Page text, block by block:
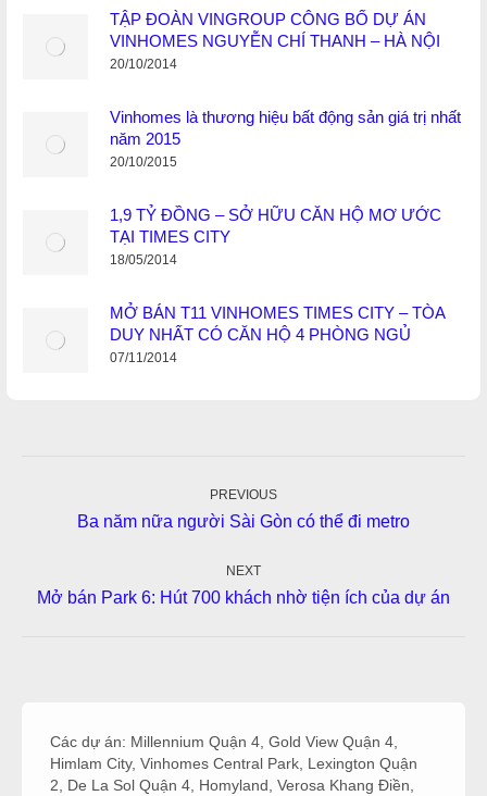
TẬP ĐOÀN VINGROUP CÔNG BỐ DỰ ÁN
VINHOMES NGUYỄN CHÍ THANH – HÀ NỘI
20/10/2014
Vinhomes là thương hiệu bất động sản giá trị nhất
năm 2015
20/10/2015
1,9 TỶ ĐỒNG – SỞ HỮU CĂN HỘ MƠ ƯỚC
TẠI TIMES CITY
18/05/2014
MỞ BÁN T11 VINHOMES TIMES CITY – TÒA
DUY NHẤT CÓ CĂN HỘ 4 PHÒNG NGỦ
07/11/2014
PREVIOUS
Previous
Ba năm nữa người Sài Gòn có thể đi metro
NEXT
Next
Mở bán Park 6: Hút 700 khách nhờ tiện ích của dự án
Các dự án: Millennium Quận 4 Gold View Quận 4
Himlam City, Vinhomes Central Park Lexington Quận
2
De La Sol Quận 4 Homyland Verosa Khang Điền